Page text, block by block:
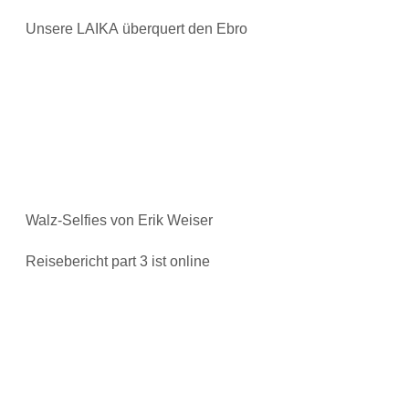
Unsere LAIKA überquert den Ebro
Walz-Selfies von Erik Weiser
Reisebericht part 3 ist online